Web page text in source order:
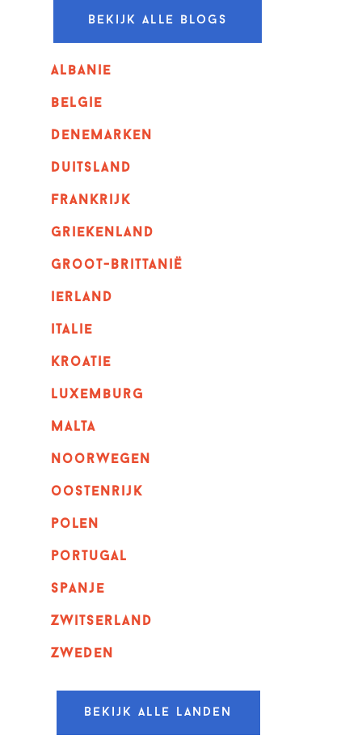
Bekijk alle blogs
albanie
belgie
denemarken
duitsland
frankrijk
griekenland
Groot-Brittanië
ierland
italie
kroatie
luxemburg
malta
noorwegen
oostenrijk
polen
portugal
spanje
zwitserland
zweden
Bekijk alle landen